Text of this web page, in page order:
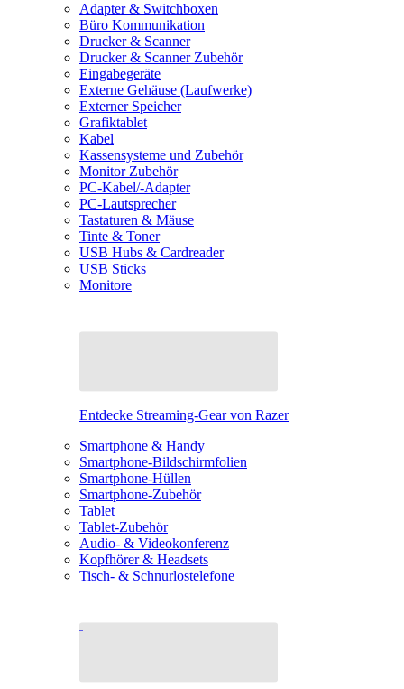
Adapter & Switchboxen
Büro Kommunikation
Drucker & Scanner
Drucker & Scanner Zubehör
Eingabegeräte
Externe Gehäuse (Laufwerke)
Externer Speicher
Grafiktablet
Kabel
Kassensysteme und Zubehör
Monitor Zubehör
PC-Kabel/-Adapter
PC-Lautsprecher
Tastaturen & Mäuse
Tinte & Toner
USB Hubs & Cardreader
USB Sticks
Monitore
Entdecke Streaming-Gear von Razer
Smartphone & Handy
Smartphone-Bildschirmfolien
Smartphone-Hüllen
Smartphone-Zubehör
Tablet
Tablet-Zubehör
Audio- & Videokonferenz
Kopfhörer & Headsets
Tisch- & Schnurlostelefone